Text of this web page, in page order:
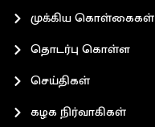
முக்கிய கொள்கைகள்
தொடர்பு கொள்ள
செய்திகள்
கழக நிர்வாகிகள்